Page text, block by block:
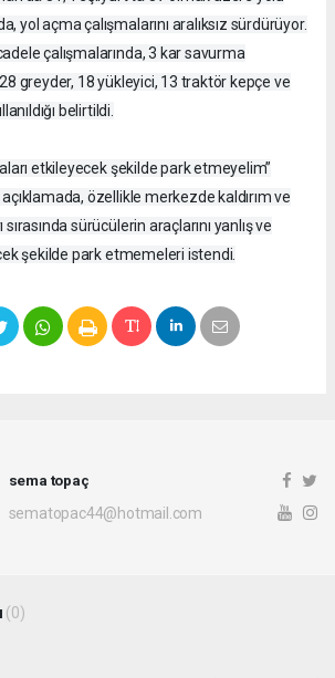
yol açma çalışmalarını aralıksız sürdürüyor.
çalışmalarında, 3 kar savurma
greyder, 18 yükleyici, 13 traktör kepçe ve
belirtildi.
etkileyecek şekilde park etmeyelim”
özellikle merkezde kaldırım ve
sürücülerin araçlarını yanlış ve
şekilde park etmemeleri istendi.
sema topaç
sematopac44@hotmail.com
(0)